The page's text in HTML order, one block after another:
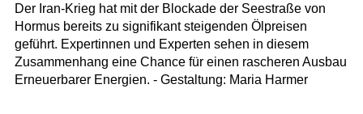
Der Iran-Krieg hat mit der Blockade der Seestraße von
Hormus bereits zu signifikant steigenden Ölpreisen
geführt. Expertinnen und Experten sehen in diesem
Zusammenhang eine Chance für einen rascheren Ausbau
Erneuerbarer Energien. - Gestaltung: Maria Harmer